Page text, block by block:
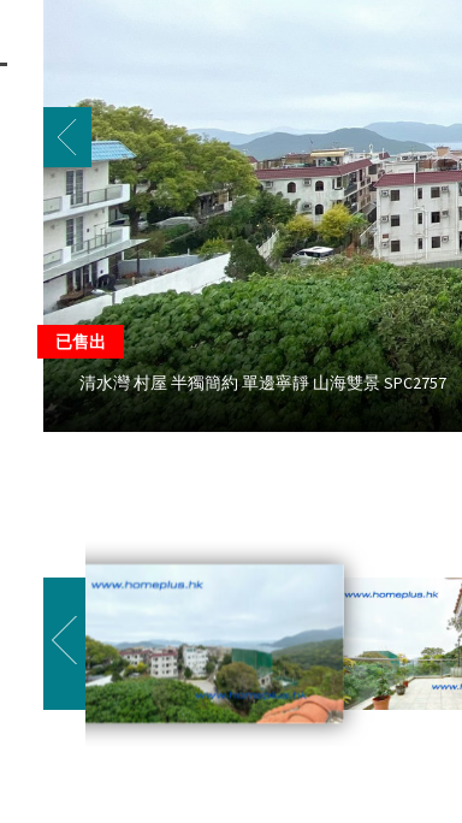
已售出
清水灣 村屋 半獨簡約 單邊寧靜 山海雙景 SPC2757